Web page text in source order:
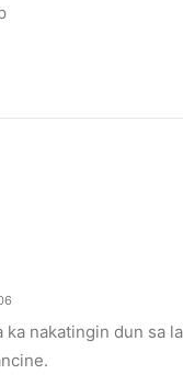
ka nakatingin dun sa